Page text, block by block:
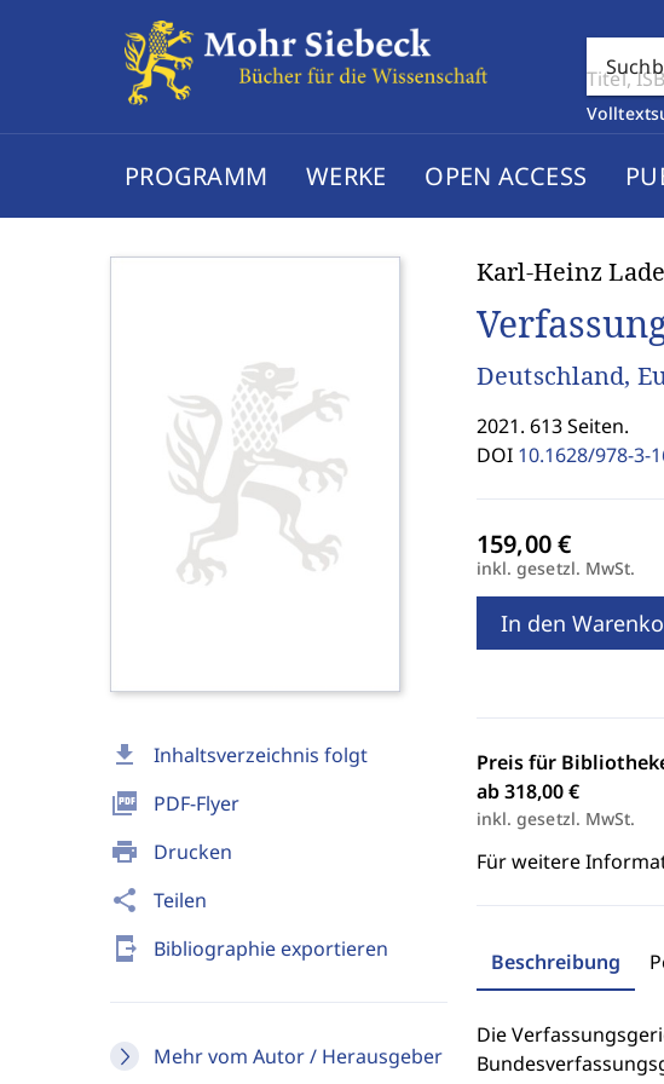
PROGRAMM WERKE OPEN ACCESS
download Inhaltsverzeichnis folgt
picture_as_pdf PDF-Flyer
print Drucken
share Teilen
send_to_mobile Bibliographie exportieren
Mehr vom Autor / Herausgeber
Karl-Heinz
Deutschland,
2021. 613 Seiten.
DOI 10.1628/978-3-
inkl. gesetzl. MwSt.
In den
Preis für
ab 318,00 €
inkl. gesetzl. MwSt.
Für weitere
Beschreibung
Die